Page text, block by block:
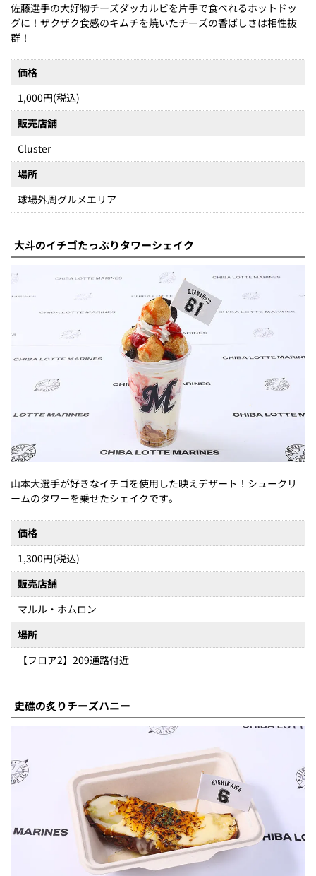
佐藤選手の大好物チーズダッカルビを片手で食べれるホットドッ
グに！ザクザク食感のキムチを焼いたチーズの香ばしさは相性抜
群！
価格
1,000円(税込)
販売店舗
Cluster
場所
球場外周グルメエリア
大斗のイチゴたっぷりタワーシェイク
山本大選手が好きなイチゴを使用した映えデザート！シュークリ
ームのタワーを乗せたシェイクです。
価格
1,300円(税込)
販売店舗
マルル・ホムロン
場所
【フロア2】209通路付近
史礁の炙りチーズハニー